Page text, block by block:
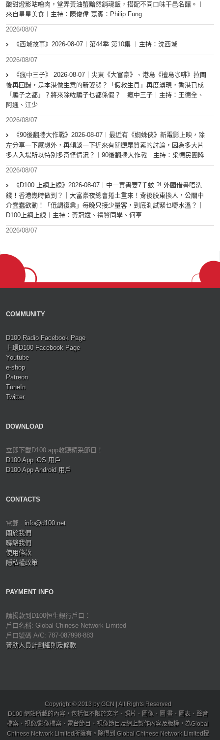
酸甜燈影咕嚕肉，堂弄黃油蟹黯然銷魂飯，搭配不同口味干邑名釀。︱
來自星星美食︱主持：陳俊偉 嘉賓：Philip Fung
2026/08/07
《西城故事》2026-08-07︱第44季 第10集 ︱主持：沈西城
2026/08/07
《瘋中三子》 2026-08-07｜尖東《大富豪》、港島《檀島咖啡》拉閘
後再回歸，是本港做生意的新姿態？「假救生員」再度湧現，香港已成
「騙子之都」？將來除咗騙子乜都係假？｜瘋中三子｜主持：王德全、
阿通、江少
2026/08/07
《90後翻牆大作戰》2026-08-07︱最近有《蜘蛛俠》新電影上映，除
左分享一下感想外，再傾談一下近來有關觀眾質素的討論，因為多大片
多人入場所以特別多奇怪情況？︱90後翻牆大作戰︱主持：梁德民團隊
2026/08/07
《D100 上綱上線》2026-08-07｜中一買書要7千蚊 ?! 外國借書唔洗
錢！香港幾時做到？｜大富豪夜總會捲土重來！背後股東換人，公關中
介蠢蠢欲動！「低調復業」每晚只接少量客，到底測試緊乜嘢水溫？｜
D100上綱上線︱主持：黃冠斌、禮賢同學、何亨
2026/08/07
COMMUNITY
D100 Radio Facebook Page
上環D100 Facebook Page
Youtube
e-shop
Patreon
TuneIn
Twitter
DOWNLOAD
立即下載D100 app收聽精采節目！
D100 App iOS 用戶
D100 App Android 用戶
CONTACTS
電郵 : info@d100.net
關於我們
聯絡我們
使用條款
隱私權政策
PAYMENT INFO
請捐款到D100恒生銀行戶口：
戶口名稱: Global Chinese Network Limited
戶口號碼 A/C: 787-087998-883
贊助人員計劃細則及條款
Copyright © 2013 by GCN | All Rights Reserved
D100 網站所載的內容，包括但不限於文字、照片、圖像、圖 畫、圖表、聲音
檔案、視像/影像檔案、電台節目、視像節目及網上製作內容及版權，為Global
Chinese Network Limited所擁有。除得到 Global Chinese Network Limited授